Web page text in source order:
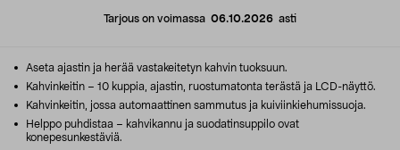
Tarjous on voimassa 06.10.2026 asti
Aseta ajastin ja herää vastakeitetyn kahvin tuoksuun.
Kahvinkeitin – 10 kuppia, ajastin, ruostumatonta terästä ja LCD-näyttö.
Kahvinkeitin, jossa automaattinen sammutus ja kuiviinkiehumissuoja.
Helppo puhdistaa – kahvikannu ja suodatinsuppilo ovat
konepesunkestäviä.